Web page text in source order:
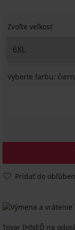
Zvoľte veľkosť
Vyberte farbu:
Pridať do
Tovar IHNEĎ na